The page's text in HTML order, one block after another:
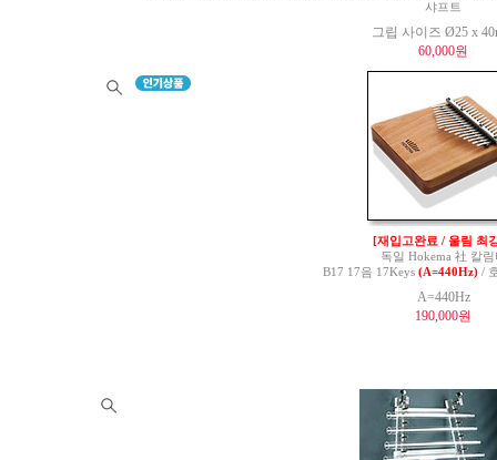
샤프트
그립 사이즈 Ø25 x
60,000원
[재입고완료 / 울림 최
독일 Hokema 社 칼림
B17 17음 17Keys (A=440Hz)/
A=440Hz
190,000원